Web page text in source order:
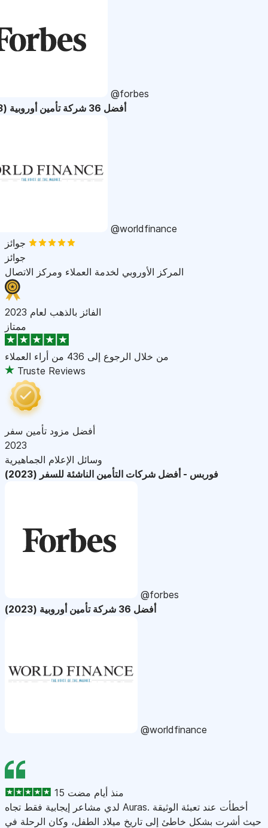
@forbes
أفضل 36 شركة تأمين أوروبية (2023)
@worldfinance
جوائز
المركز الأوروبي لخدمة العملاء ومركز الاتصال
الفائز بالذهب لعام 2023
ممتاز
من خلال الرجوع إلى 436 من أراء العملاء
Truste Reviews
أفضل مزود تأمين سفر
2023
وسائل الإعلام الجماهيرية
فوربس - أفضل شركات التأمين الناشئة للسفر (2023)
@forbes
أفضل 36 شركة تأمين أوروبية (2023)
@worldfinance
15 منذ أيام مضت
لدي مشاعر إيجابية فقط تجاه Auras. أخطأت عند تعبئة الوثيقة
حيث أشرت بشكل خاطئ إلى تاريخ ميلاد الطفل، وكان الرحلة في